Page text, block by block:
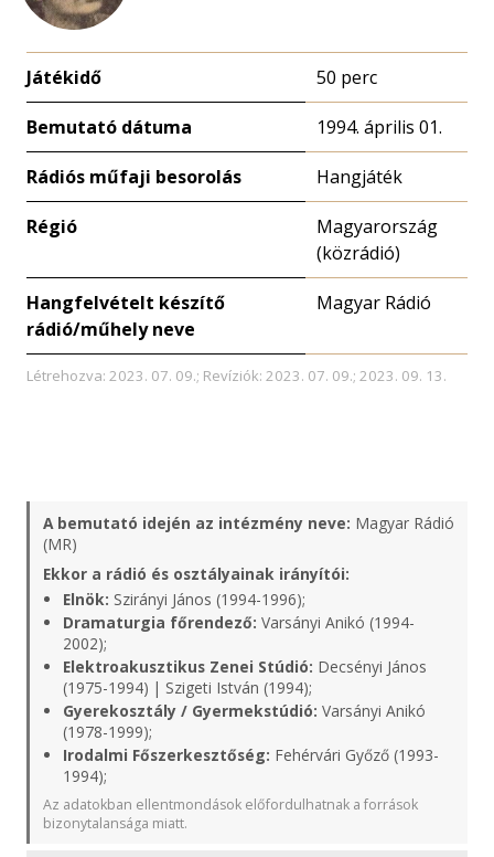
Játékidő 50 perc
Bemutató dátuma 1994. április 01.
Rádiós műfaji besorolás Hangjáték
Régió
Magyarország
(közrádió)
Hangfelvételt készítő
rádió/műhely neve
Magyar Rádió
Létrehozva: 2023. 07. 09.; Revíziók: 2023. 07. 09.; 2023. 09. 13.
A bemutató idején az intézmény neve: Magyar Rádió
(MR)
Ekkor a rádió és osztályainak irányítói:
Elnök: Szirányi János (1994-1996);
Dramaturgia főrendező: Varsányi Anikó (1994-
2002);
Elektroakusztikus Zenei Stúdió: Decsényi János
(1975-1994) | Szigeti István (1994);
Gyerekosztály / Gyermekstúdió: Varsányi Anikó
(1978-1999);
Irodalmi Főszerkesztőség: Fehérvári Győző (1993-
1994);
Az adatokban ellentmondások előfordulhatnak a források
bizonytalansága miatt.